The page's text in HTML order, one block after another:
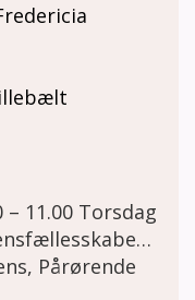
til mennesker
Pårørende